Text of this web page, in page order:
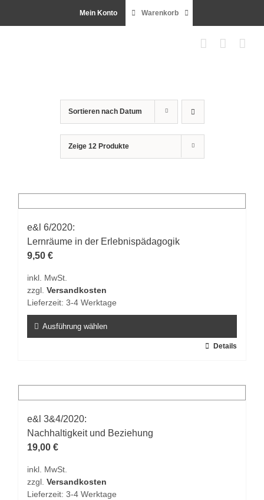
Mein Konto Warenkorb
Sortieren nach Datum
Zeige 12 Produkte
e&l 6/2020:
Lernräume in der Erlebnispädagogik
9,50 €
inkl. MwSt.
zzgl. Versandkosten
Lieferzeit: 3-4 Werktage
Ausführung wählen
Varianten
auf.
Die
Optionen
auf
der
Details
e&l 3&4/2020:
Nachhaltigkeit und Beziehung
19,00 €
inkl. MwSt.
zzgl. Versandkosten
Lieferzeit: 3-4 Werktage